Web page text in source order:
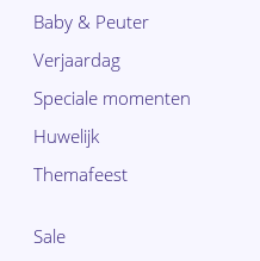
Baby & Peuter
Verjaardag
Speciale momenten
Huwelijk
Themafeest
Sale